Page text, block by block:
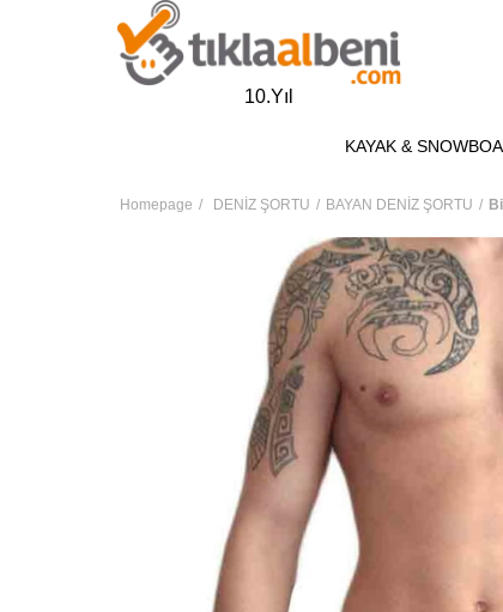
10.Yıl
KAYAK &
Homepage DENİZ ŞORTU BAYAN DENİZ ŞORTU